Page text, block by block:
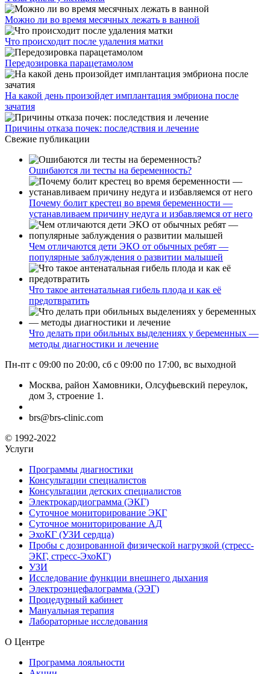
Можно ли во время месячных лежать в ванной
Что происходит после удаления матки
Передозировка парацетамолом
На какой день произойдет имплантация эмбриона после
зачатия
Причины отказа почек: последствия и лечение
Свежие публикации
Ошибаются ли тесты на беременность?
Почему болит крестец во время беременности —
устанавливаем причину недуга и избавляемся от него
Чем отличаются дети ЭКО от обычных ребят —
популярные заблуждения о развитии малышей
Что такое антенатальная гибель плода и как её
предотвратить
Что делать при обильных выделениях у беременных —
методы диагностики и лечение
Пн-пт с 09:00 по 20:00, сб с 09:00 по 17:00, вс выходной
Москва, район Хамовники, Олсуфьевский переулок,
дом 3, строение 1.
brs@brs-clinic.com
© 1992-2022
Услуги
Программы диагностики
Консультации специалистов
Консультации детских специалистов
Электрокардиограмма (ЭКГ)
Суточное мониторирование ЭКГ
Суточное мониторирование АД
ЭхоКГ (УЗИ сердца)
Пробы с дозированной физической нагрузкой (стресс-
ЭКГ, стресс-ЭхоКГ)
УЗИ
Исследование функции внешнего дыхания
Электроэнцефалограмма (ЭЭГ)
Процедурный кабинет
Мануальная терапия
Лабораторные исследования
О Центре
Программа лояльности